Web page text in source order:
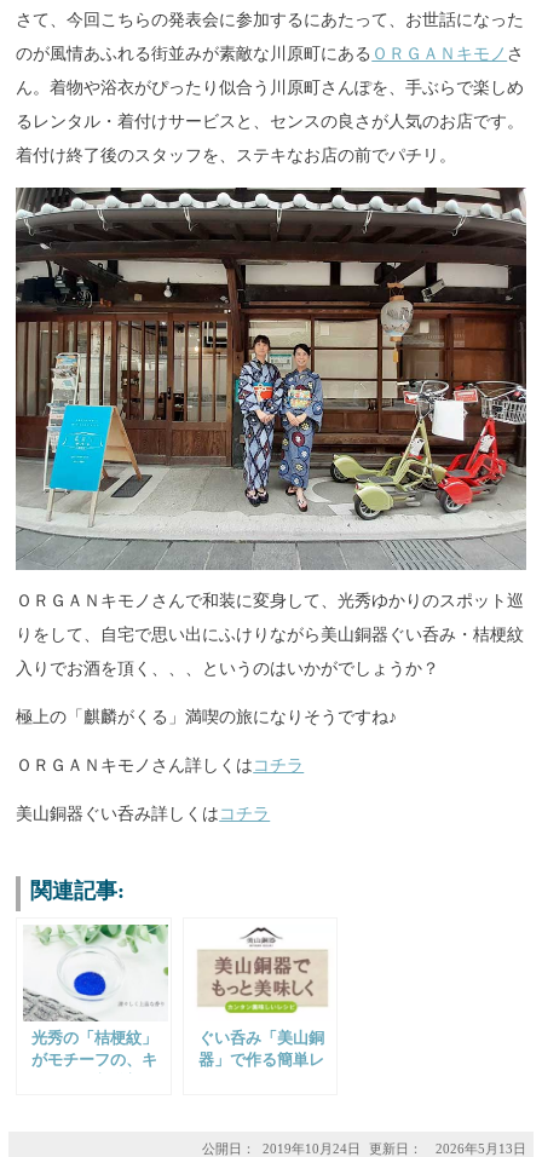
さて、今回こちらの発表会に参加するにあたって、お世話になった
のが風情あふれる街並みが素敵な川原町にある ＯＲＧＡＮキモノ さ
ん。着物や浴衣がぴったり似合う川原町さんぽを、手ぶらで楽しめ
るレンタル・着付けサービスと、センスの良さが人気のお店です。
着付け終了後のスタッフを、ステキなお店の前でパチリ。
ＯＲＧＡＮキモノさんで和装に変身して、光秀ゆかりのスポット巡
りをして、自宅で思い出にふけりながら美山銅器ぐい呑み・桔梗紋
入りでお酒を頂く、、、というのはいかがでしょうか？
極上の「麒麟がくる」満喫の旅になりそうですね♪
ＯＲＧＡＮキモノさん詳しくは コチラ
美山銅器ぐい呑み詳しくは コチラ
関連記事:
光秀の「桔梗紋」
がモチーフの、キ
ぐい呑み「美山銅
器」で作る簡単レ
公開日： 2019年10月24日 更新日： 2026年5月13日